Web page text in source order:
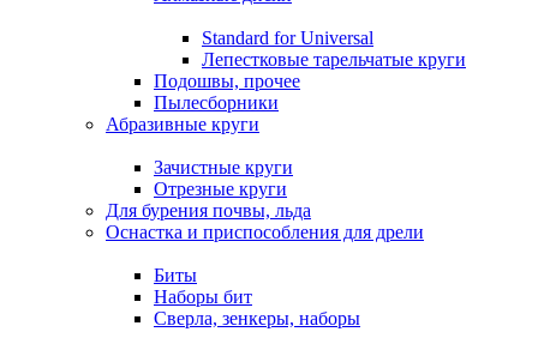
Standard for Universal
Лепестковые тарельчатые круги
Подошвы, прочее
Пылесборники
Абразивные круги
Зачистные круги
Отрезные круги
Для бурения почвы, льда
Оснастка и приспособления для дрели
Биты
Наборы бит
Сверла, зенкеры, наборы